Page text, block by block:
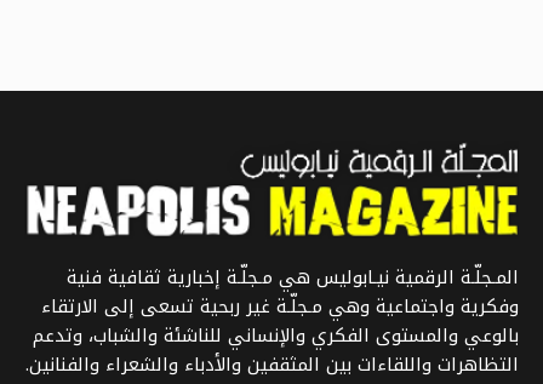
المـجلّـة الرقمية نيـابوليس هي مـجلّـة إخبارية ثقافية فنية
وفكرية واجتماعية وهي مـجلّـة غير ربحية تسعى إلى الارتقاء
بالوعي والمستوى الفكري والإنساني للناشئة والشباب، وتدعم
التظاهرات واللقاءات بين المثقفين والأدباء والشعراء والفنانين.